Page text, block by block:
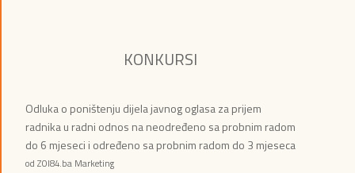
KONKURSI
Odluka o poništenju dijela javnog oglasa za prijem
radnika u radni odnos na neodređeno sa probnim radom
do 6 mjeseci i određeno sa probnim radom do 3 mjeseca
od ZOI84.ba Marketing